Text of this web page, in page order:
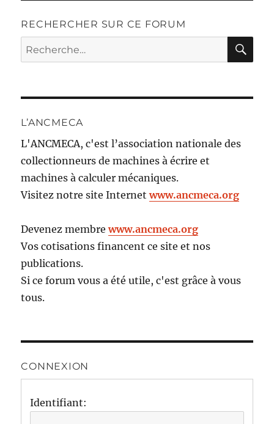
RECHERCHER SUR CE FORUM
Recherche
pour :
L’ANCMECA
L'ANCMECA, c'est l’association nationale des
collectionneurs de machines à écrire et
machines à calculer mécaniques.
Visitez notre site Internetwww.ancmeca.org
Devenez membrewww.ancmeca.org
Vos cotisations financent ce site et nos
publications.
Si ce forum vous a été utile, c'est grâce à vous
tous.
CONNEXION
Identifiant: